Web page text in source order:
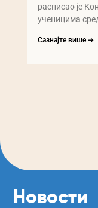
расписао је
ученицима
Сазнајте више ➔
Новости